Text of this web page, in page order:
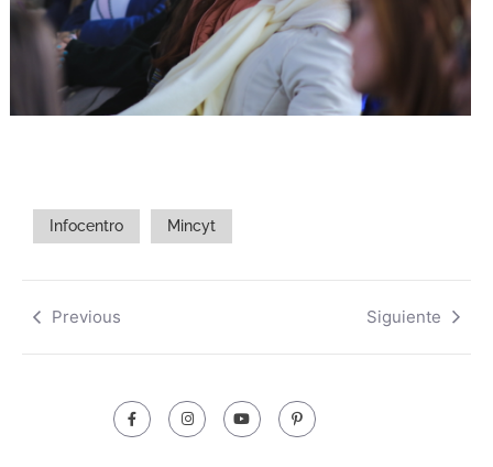
Infocentro Mincyt
Previous Siguiente